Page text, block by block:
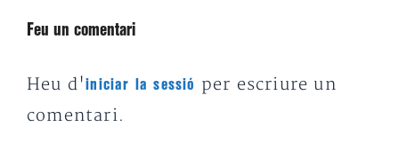
Feu un comentari
Heu d'iniciar la sessió
per escriure un
comentari.